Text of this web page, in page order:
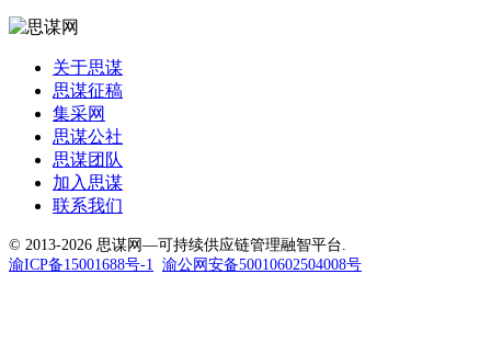
关于思谋
思谋征稿
集采网
思谋公社
思谋团队
加入思谋
联系我们
© 2013-2026 思谋网—可持续供应链管理融智平台.
渝ICP备15001688号-1
渝公网安备50010602504008号